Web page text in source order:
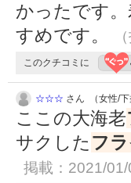
かったです
すめです。
このクチコミに
☆☆☆ さん （女性/下
ここの大海老
サクした フラ
掲載：2021/01/